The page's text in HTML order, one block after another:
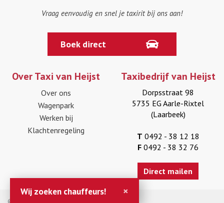
Wij zoeken chauffeurs! ×
Vraag eenvoudig en snel je taxirit bij ons aan!
Boek direct
Over Taxi van Heijst
Over ons
Wagenpark
Werken bij
Klachtenregeling
Taxibedrijf van Heijst
Dorpsstraat 98
5735 EG Aarle-Rixtel
(Laarbeek)
T 0492 - 38 12 18
F 0492 - 38 32 76
Direct mailen
© 2026 Taxi van Heijst